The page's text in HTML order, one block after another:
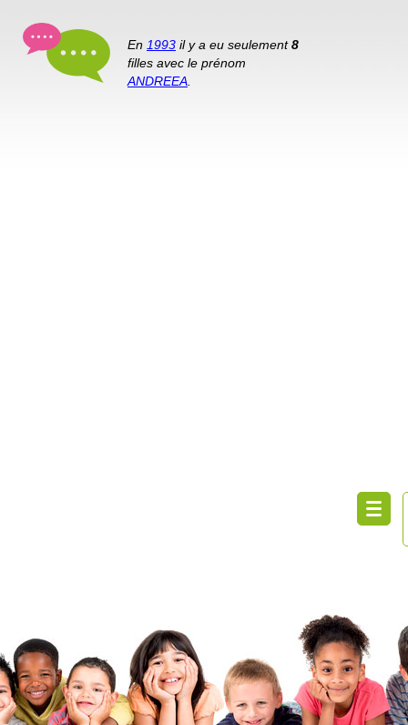
En 1993 il y a eu seulement8
filles avec le prénom
ANDREEA